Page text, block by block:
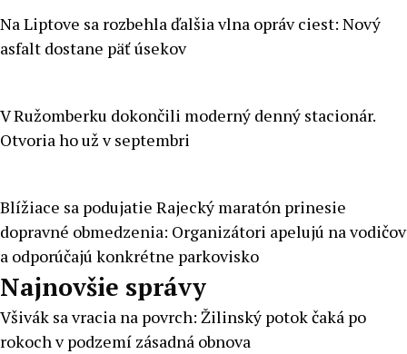
Na Liptove sa rozbehla ďalšia vlna opráv ciest: Nový
asfalt dostane päť úsekov
V Ružomberku dokončili moderný denný stacionár.
Otvoria ho už v septembri
Blížiace sa podujatie Rajecký maratón prinesie
dopravné obmedzenia: Organizátori apelujú na vodičov
a odporúčajú konkrétne parkovisko
Najnovšie správy
Všivák sa vracia na povrch: Žilinský potok čaká po
rokoch v podzemí zásadná obnova